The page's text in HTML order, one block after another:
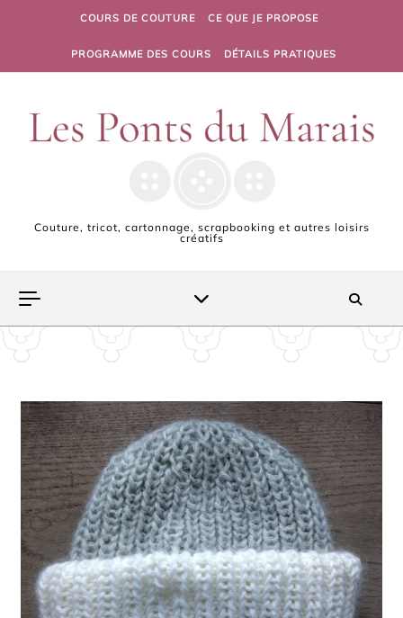
Skip to contentCOURS DE COUTURE CE QUE JE PROPOSE
PROGRAMME DES COURS DÉTAILS PRATIQUES
Couture, tricot, cartonnage, scrapbooking et autres loisirs
créatifs